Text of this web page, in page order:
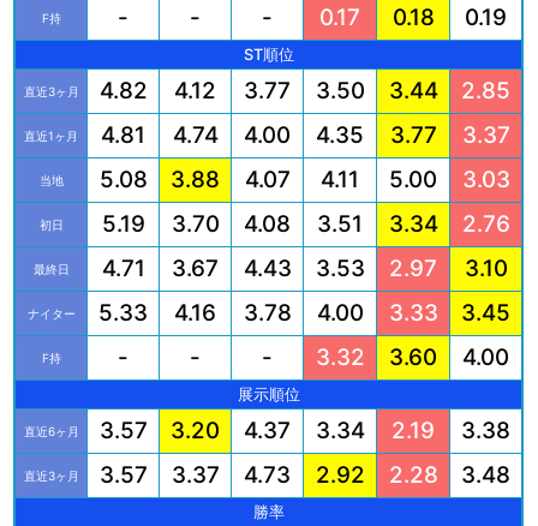
F持 - - - 0.17 0.18 0.19
ST順位
直近3ヶ月 4.82 4.12 3.77 3.50 3.44 2.85
直近1ヶ月 4.81 4.74 4.00 4.35 3.77 3.37
当地 5.08 3.88 4.07 4.11 5.00 3.03
初日 5.19 3.70 4.08 3.51 3.34 2.76
最終日 4.71 3.67 4.43 3.53 2.97 3.10
ナイター 5.33 4.16 3.78 4.00 3.33 3.45
F持 - - - 3.32 3.60 4.00
展示順位
直近6ヶ月 3.57 3.20 4.37 3.34 2.19 3.38
直近3ヶ月 3.57 3.37 4.73 2.92 2.28 3.48
勝率